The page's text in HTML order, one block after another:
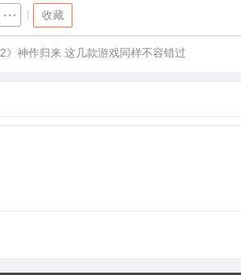
收藏
2》神作归来 这几款游戏同样不容错过